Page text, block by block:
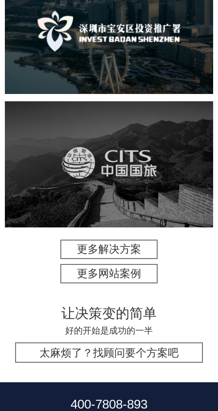
深圳市宝安区投资推广署
机构组织 国企 品牌官网 网站建设 网站设计
中国国旅
旅游休闲 电商网站 网站建设
更多解决方案
更多网站案例
让决策变的简单
好的开始是成功的一半
太麻烦了？找顾问要个方案吧
400-7808-893